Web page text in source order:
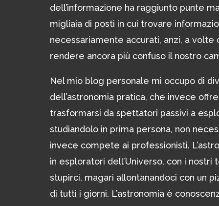
dell’informazione ha raggiunto punte
migliaia di posti in cui trovare
necessariamente accurati, anzi, a
rendere ancora più confuso il nostro
Nel mio blog personale mi occupo di
dell’astronomia pratica, che invece
trasformarsi da spettatori passivi a
studiandolo in prima persona, non
invece compete ai professionisti.
in esploratori dell’Universo, con i
stupirci, magari allontanandoci con un
di tutti i giorni. L’astronomia è